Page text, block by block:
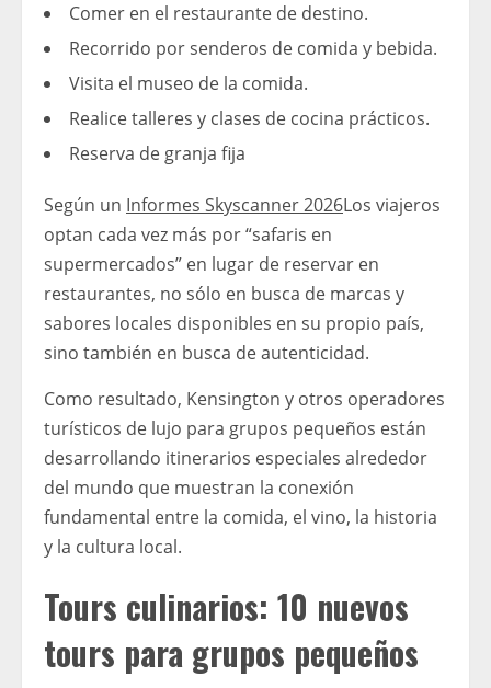
Comer en el restaurante de destino.
Recorrido por senderos de comida y bebida.
Visita el museo de la comida.
Realice talleres y clases de cocina prácticos.
Reserva de granja fija
Según un Informes Skyscanner 2026Los viajeros
optan cada vez más por “safaris en
supermercados” en lugar de reservar en
restaurantes, no sólo en busca de marcas y
sabores locales disponibles en su propio país,
sino también en busca de autenticidad.
Como resultado, Kensington y otros operadores
turísticos de lujo para grupos pequeños están
desarrollando itinerarios especiales alrededor
del mundo que muestran la conexión
fundamental entre la comida, el vino, la historia
y la cultura local.
Tours culinarios: 10 nuevos
tours para grupos pequeños